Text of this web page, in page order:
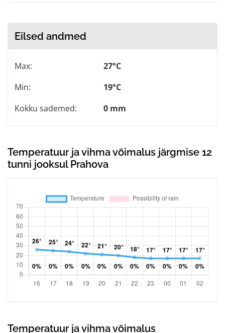
Eilsed andmed
Max:
27°C
Min:
19°C
Kokku sademed:
0 mm
Temperatuur ja vihma võimalus järgmise 12
tunni jooksul Prahova
Temperatuur ja vihma võimalus